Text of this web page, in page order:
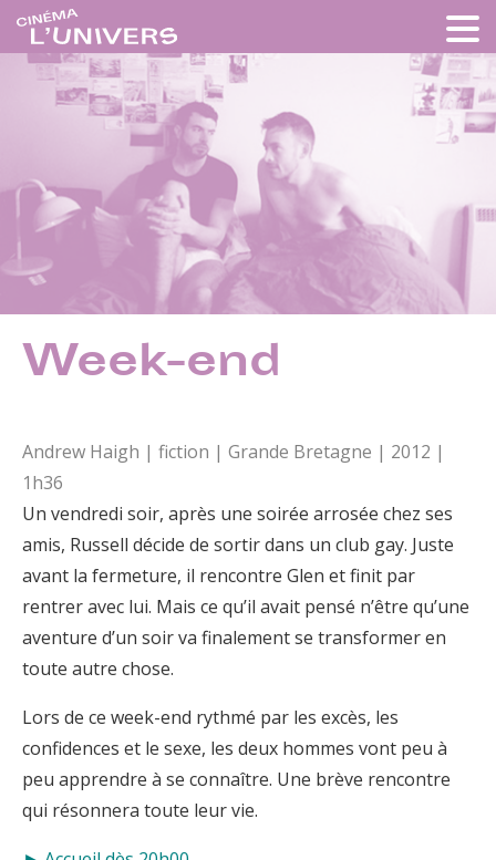
Week-end
Andrew Haigh | fiction | Grande Bretagne | 2012 |
1h36
Un vendredi soir, après une soirée arrosée chez ses
amis, Russell décide de sortir dans un club gay. Juste
avant la fermeture, il rencontre Glen et finit par
rentrer avec lui. Mais ce qu’il avait pensé n’être qu’une
aventure d’un soir va finalement se transformer en
toute autre chose.
Lors de ce week-end rythmé par les excès, les
confidences et le sexe, les deux hommes vont peu à
peu apprendre à se connaître. Une brève rencontre
qui résonnera toute leur vie.